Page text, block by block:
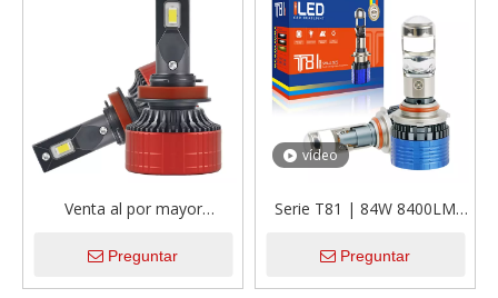
Venta al por mayor
LED H11 tubo de cobre
doble 12V 24V bombillas de
Preguntar
vídeo
Serie T81 | 84W 8400LM
LED Bombas
Preguntar